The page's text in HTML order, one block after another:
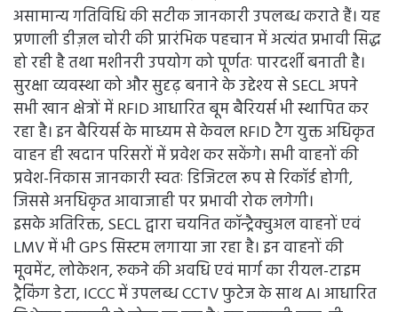
असामान्य गतिविधि की सटीक जानकारी उपलब्ध कराते हैं। यह
प्रणाली डीज़ल चोरी की प्रारंभिक पहचान में अत्यंत प्रभावी सिद्ध
हो रही है तथा मशीनरी उपयोग को पूर्णतः पारदर्शी बनाती है।
सुरक्षा व्यवस्था को और सुदृढ़ बनाने के उद्देश्य से SECL अपने
सभी खान क्षेत्रों में RFID आधारित बूम बैरियर्स भी स्थापित कर
रहा है। इन बैरियर्स के माध्यम से केवल RFID टैग युक्त अधिकृत
वाहन ही खदान परिसरों में प्रवेश कर सकेंगे। सभी वाहनों की
प्रवेश-निकास जानकारी स्वतः डिजिटल रूप से रिकॉर्ड होगी,
जिससे अनधिकृत आवाजाही पर प्रभावी रोक लगेगी।
इसके अतिरिक्त, SECL द्वारा चयनित कॉन्ट्रैक्चुअल वाहनों एवं
LMV में भी GPS सिस्टम लगाया जा रहा है। इन वाहनों की
मूवमेंट, लोकेशन, रुकने की अवधि एवं मार्ग का रीयल-टाइम
ट्रैकिंग डेटा, ICCC में उपलब्ध CCTV फुटेज के साथ AI आधारित